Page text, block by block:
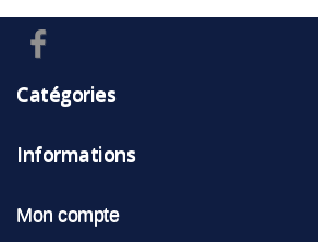
Catégories
Informations
Mon compte